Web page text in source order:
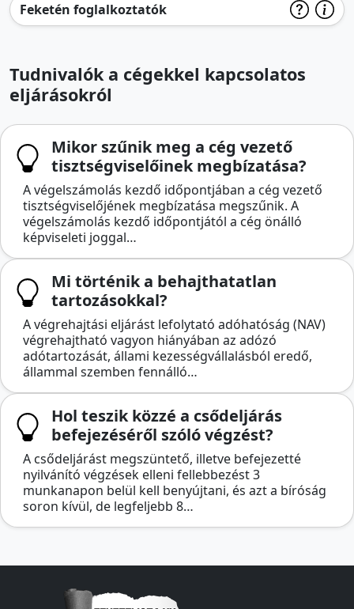
Feketén foglalkoztatók
Tudnivalók a cégekkel kapcsolatos
eljárásokról
Mikor szűnik meg a cég vezető
tisztségviselőinek megbízatása?
A végelszámolás kezdő időpontjában a cég vezető
tisztségviselőjének megbízatása megszűnik. A
végelszámolás kezdő időpontjától a cég önálló
képviseleti joggal…
Mi történik a behajthatatlan
tartozásokkal?
A végrehajtási eljárást lefolytató adóhatóság (NAV)
végrehajtható vagyon hiányában az adózó
adótartozását, állami kezességvállalásból eredő,
állammal szemben fennálló…
Hol teszik közzé a csődeljárás
befejezéséről szóló végzést?
A csődeljárást megszüntető, illetve befejezetté
nyilvánító végzések elleni fellebbezést 3
munkanapon belül kell benyújtani, és azt a bíróság
soron kívül, de legfeljebb 8…